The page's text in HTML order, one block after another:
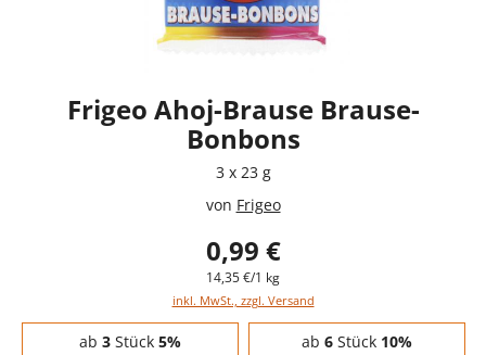
Frigeo Ahoj-Brause Brause-
Bonbons
3 x 23 g
von Frigeo
0,99 €
14,35 €/1 kg
inkl. MwSt., zzgl. Versand
Staffelpreise - Mengenrabatt
ab 3Stück 5% ab 6Stück 10%